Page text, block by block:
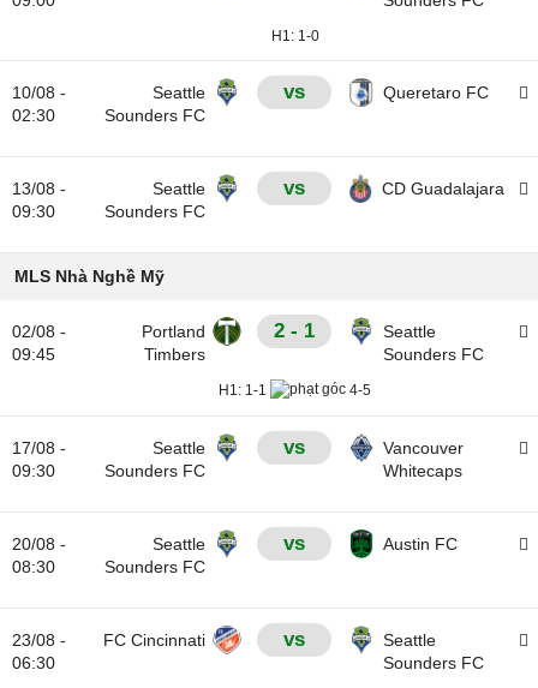
H1:1-0
10/08 -
02:30
Seattle
Sounders FC
vs Queretaro FC
13/08 -
09:30
Seattle
Sounders FC
vs CD Guadalajara
MLS Nhà Nghề Mỹ
02/08 -
09:45
Portland
Timbers
2 - 1
Seattle
Sounders FC
H1: 1-1 4-5
17/08 -
09:30
Seattle
Sounders FC
vs
Vancouver
Whitecaps
20/08 -
08:30
Seattle
Sounders FC
vs Austin FC
23/08 -
06:30
FC Cincinnati vs
Seattle
Sounders FC